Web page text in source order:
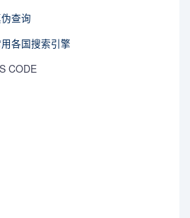
查询
各国搜索引擎
CODE